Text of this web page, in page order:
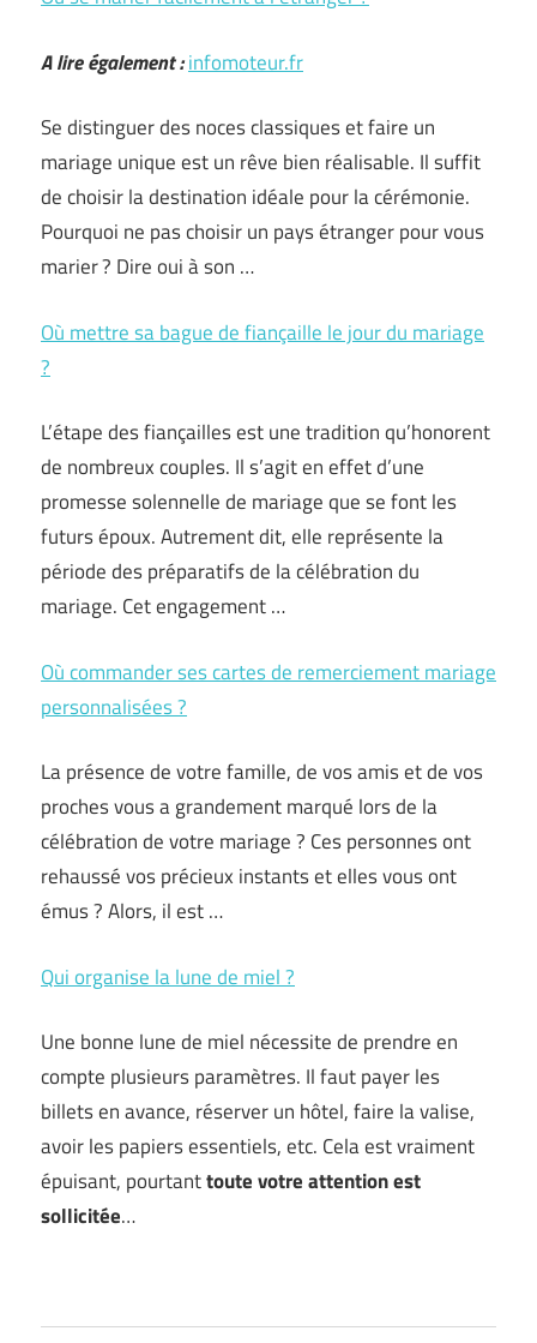
A lire également :infomoteur.fr
Se distinguer des noces classiques et faire un
mariage unique est un rêve bien réalisable. Il suffit
de choisir la destination idéale pour la cérémonie.
Pourquoi ne pas choisir un pays étranger pour vous
marier ? Dire oui à son …
Où mettre sa bague de fiançaille le jour du mariage
?
L’étape des fiançailles est une tradition qu’honorent
de nombreux couples. Il s’agit en effet d’une
promesse solennelle de mariage que se font les
futurs époux. Autrement dit, elle représente la
période des préparatifs de la célébration du
mariage. Cet engagement …
Où commander ses cartes de remerciement mariage
personnalisées ?
La présence de votre famille, de vos amis et de vos
proches vous a grandement marqué lors de la
célébration de votre mariage ? Ces personnes ont
rehaussé vos précieux instants et elles vous ont
émus ? Alors, il est …
Qui organise la lune de miel ?
Une bonne lune de miel nécessite de prendre en
compte plusieurs paramètres. Il faut payer les
billets en avance, réserver un hôtel, faire la valise,
avoir les papiers essentiels, etc. Cela est vraiment
épuisant, pourtanttoute votre attention est
sollicitée…